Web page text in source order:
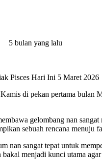
5 bulan yang lalu
Pisces Hari Ini 5 Maret 2026
di pekan pertama bulan
gelombang nan
sebuah rencana menuju
nan sangat tepat untuk
menjadi kunci utama